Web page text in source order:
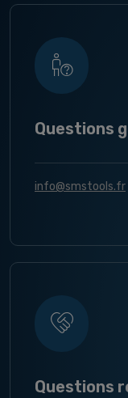
Questions
info@smstools.fr
Questions